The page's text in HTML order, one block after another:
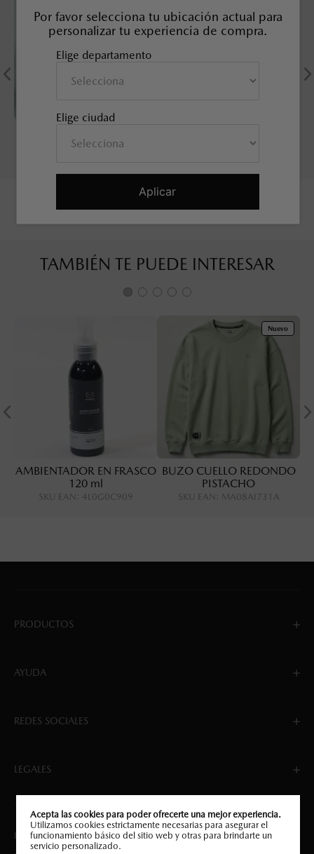
Por favor selecciona tu ubicación actual para
personalizar tu experiencia de compra.
Elige departamento
Elige ciudad
Aplicar
SEGURIDAD, 21 mm
MAZDA CX-50
TAMBIÉN TE PUEDE INTERESAR
AMBIENTADOR EN FRASCO
120 ml
SKU EAN : 4L0G0C909
Nuevo
BUZO CUELLO REDONDO
PISTACHO
SKU EAN : MA08AI731A
PRODUCTOS
AYUDA
REDES SOCIALES
LEGALES
Implementado por JUMP DIGITAL COMMERCE.
Acepta las cookies para poder ofrecerte una mejor experiencia.
Utilizamos cookies estrictamente necesarias para asegurar el
funcionamiento básico del sitio web y otras para brindarte un
servicio personalizado.